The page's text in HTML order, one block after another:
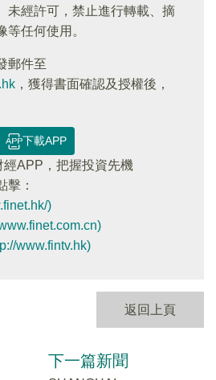
未經許可，禁止進行轉載、摘
等任何使用。
郵件至
，獲得書面確認及授權後，
下載APP
經APP，把握投資先機
擊：
)
www.fintv.hk)
返回上頁
下一篇新聞